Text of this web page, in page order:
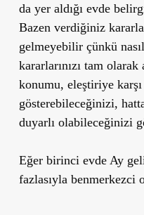
da yer aldığı evde
Bazen verdiğiniz
gelmeyebilir çünkü
kararlarınızı tam
konumu, eleştiriye karşı
gösterebileceğinizi,
duyarlı olabileceğinizi
Eğer birinci evde Ay
fazlasıyla benmerkezci